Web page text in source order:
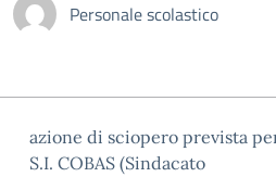
Personale scolastico
azione di sciopero prevista
S.I. COBAS (Sindacato